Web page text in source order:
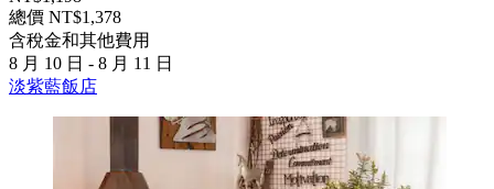
總價 NT$1,378
含稅金和其他費用
8 月 10 日 - 8 月 11 日
淡紫藍飯店